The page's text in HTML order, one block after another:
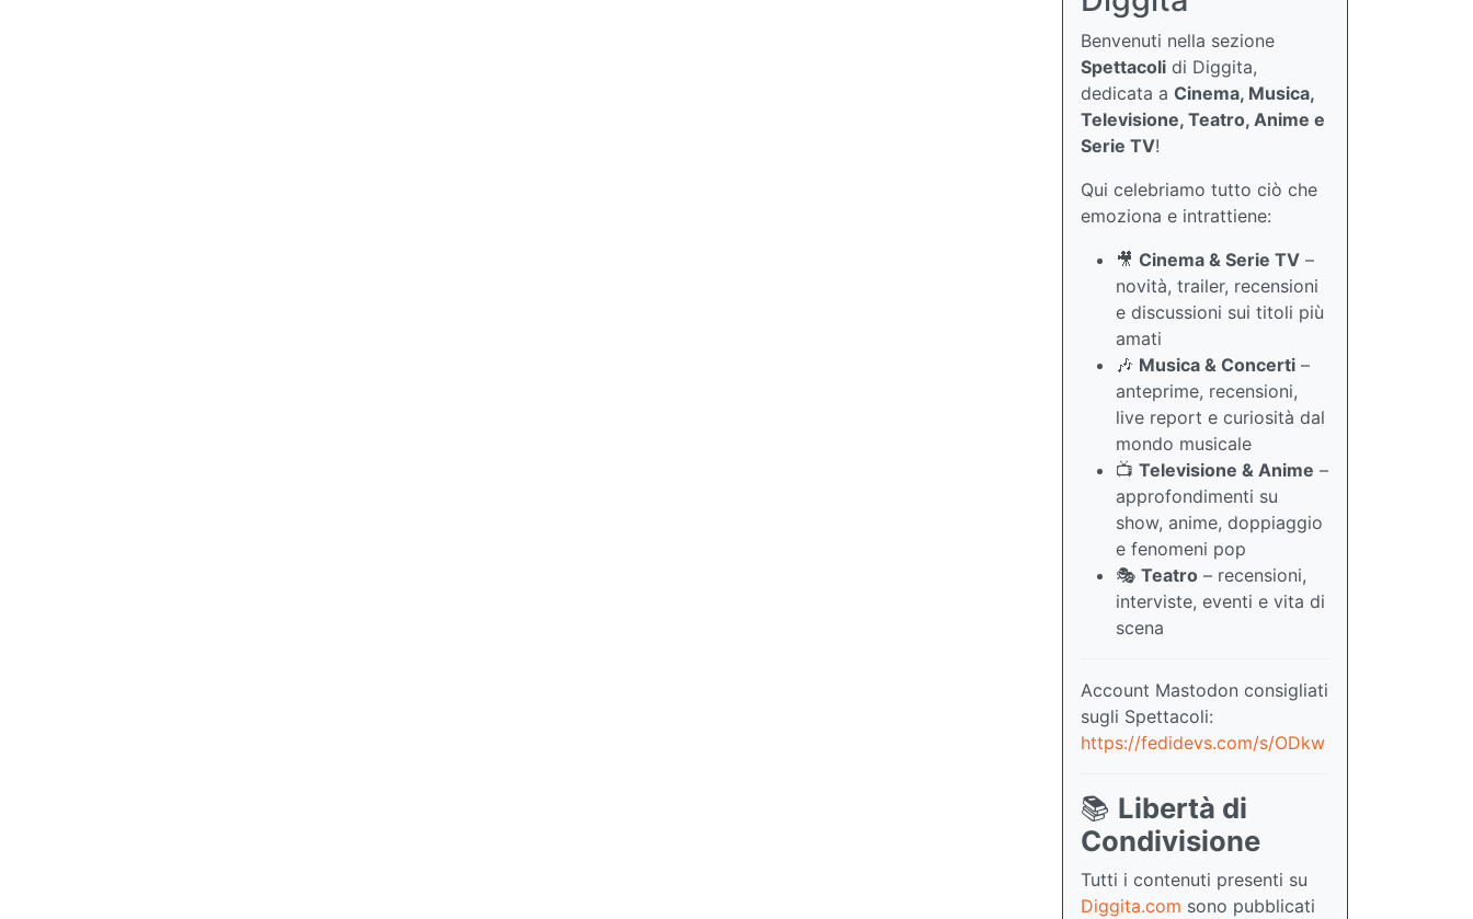
Benvenuti nella sezione
Spettacoli di Diggita,
dedicata a Cinema, Musica,
Televisione, Teatro, Anime e
Serie TV!
Qui celebriamo tutto ciò che
emoziona e intrattiene:
🎥 Cinema & Serie TV –
novità, trailer, recensioni
e discussioni sui titoli più
amati
🎶 Musica & Concerti –
anteprime, recensioni,
live report e curiosità dal
mondo musicale
📺 Televisione & Anime –
approfondimenti su
show, anime, doppiaggio
e fenomeni pop
🎭 Teatro – recensioni,
interviste, eventi e vita di
scena
Account Mastodon consigliati
sugli Spettacoli:
https://fedidevs.com/s/ODkw
📚 Libertà di
Condivisione
Tutti i contenuti presenti su
Diggita.com sono pubblicati